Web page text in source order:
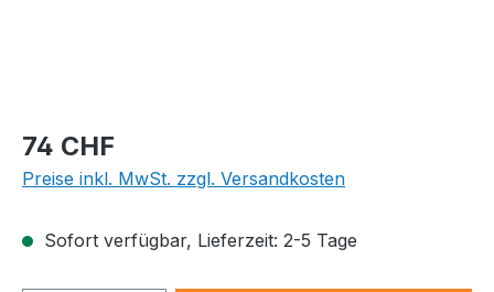
Regulärer Preis:
74 CHF
Preise inkl. MwSt. zzgl. Versandkosten
Sofort verfügbar, Lieferzeit: 2-5 Tage